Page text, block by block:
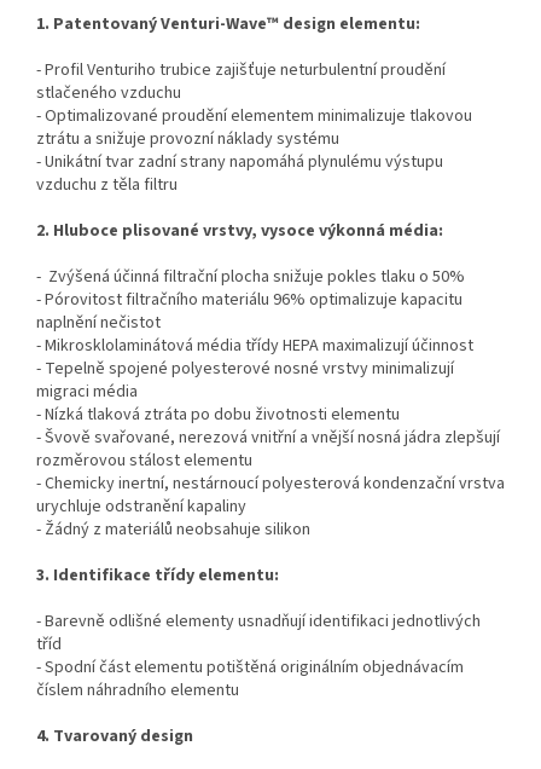
1. Patentovaný Venturi-Wave™ design elementu:
- Profil Venturiho trubice zajišťuje neturbulentní proudění
stlačeného vzduchu
- Optimalizované proudění elementem minimalizuje tlakovou
ztrátu a snižuje provozní náklady systému
- Unikátní tvar zadní strany napomáhá plynulému výstupu
vzduchu z těla filtru
2. Hluboce plisované vrstvy, vysoce výkonná média:
- Zvýšená účinná filtrační plocha snižuje pokles tlaku o 50%
- Pórovitost filtračního materiálu 96% optimalizuje kapacitu
naplnění nečistot
-Mikrosklolaminátová média třídy HEPA maximalizují účinnost
- Tepelně spojené polyesterové nosné vrstvy minimalizují
migraci média
- Nízká tlaková ztráta po dobu životnosti elementu
- Švově svařované, nerezová vnitřní a vnější nosná jádra zlepšují
rozměrovou stálost elementu
- Chemicky inertní, nestárnoucí polyesterová kondenzační vrstva
urychluje odstranění kapaliny
- Žádný z materiálů neobsahuje silikon
3. Identifikace třídy elementu:
-Barevně odlišné elementy usnadňují identifikaci jednotlivých
tříd
- Spodní část elementu potištěná originálním objednávacím
číslem náhradního elementu
4. Tvarovaný design